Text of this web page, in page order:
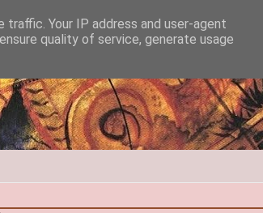
Your IP address and user-agent
quality of service, generate usage